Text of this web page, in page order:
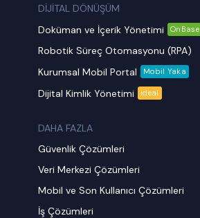
DİJİTAL DÖNÜŞÜM
Doküman ve İçerik Yönetimi
OnBase
Robotik Süreç Otomasyonu (RPA)
Kurumsal Mobil Portal
Mobil Yaka
Dijital Kimlik Yönetimi ideal
DAHA FAZLA
Güvenlik Çözümleri
Veri Merkezi Çözümleri
Mobil ve Son Kullanıcı Çözümleri
İş Çözümleri